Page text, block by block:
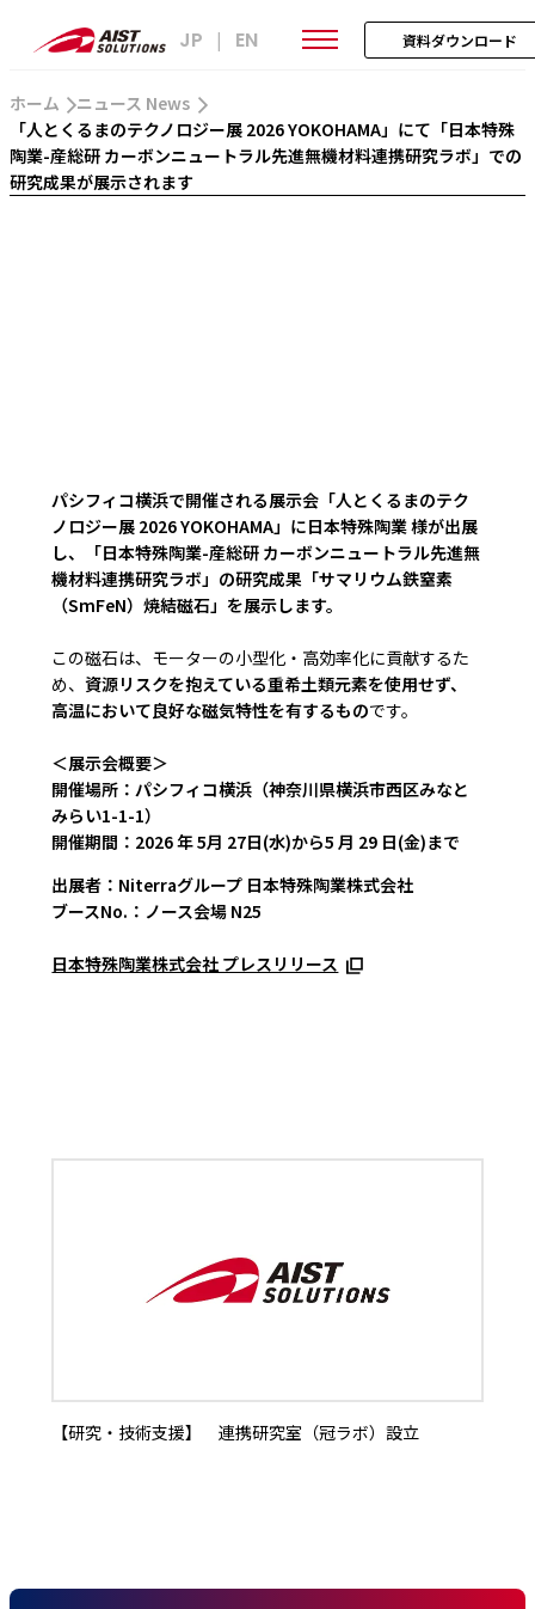
JP | EN 資料ダウンロード
ホーム
ニュース News
「人とくるまのテクノロジー展 2026 YOKOHAMA」にて「日本特殊
陶業-産総研 カーボンニュートラル先進無機材料連携研究ラボ」での
研究成果が展示されます
パシフィコ横浜で開催される展示会「人とくるまのテク
ノロジー展 2026 YOKOHAMA」に日本特殊陶業 様が出展
し、「日本特殊陶業-産総研 カーボンニュートラル先進無
機材料連携研究ラボ」の研究成果「サマリウム鉄窒素
（SmFeN）焼結磁石」を展示します。
この磁石は、モーターの小型化・高効率化に貢献するた
め、資源リスクを抱えている重希土類元素を使用せず、
高温において良好な磁気特性を有するものです。
＜展示会概要＞
開催場所：パシフィコ横浜（神奈川県横浜市西区みなと
みらい1-1-1）
開催期間：2026 年 5月 27日(水)から5 月 29 日(金)まで
出展者：Niterraグループ 日本特殊陶業株式会社
ブースNo.：ノース会場 N25
日本特殊陶業株式会社 プレスリリース
【研究・技術支援】 連携研究室（冠ラボ）設立